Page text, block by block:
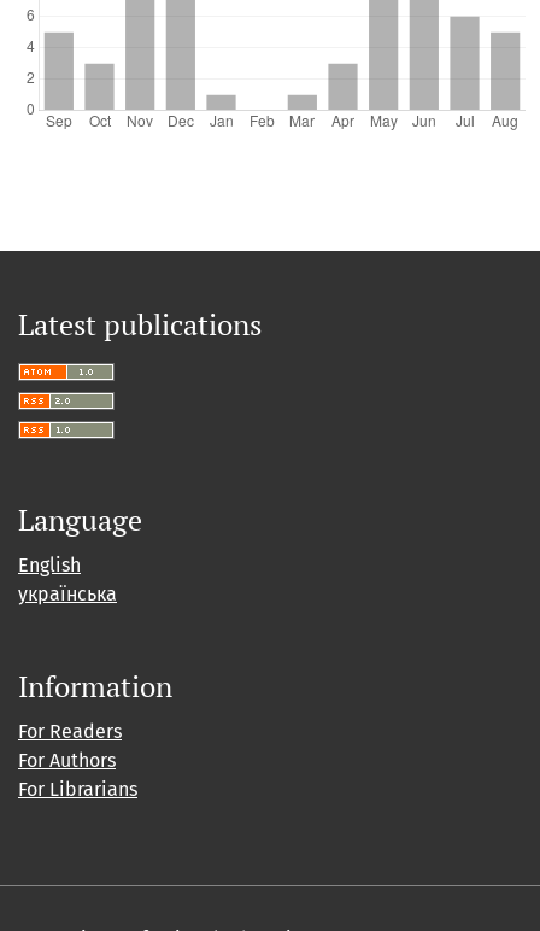
Latest publications
Language
English
українська
Information
For Readers
For Authors
For Librarians